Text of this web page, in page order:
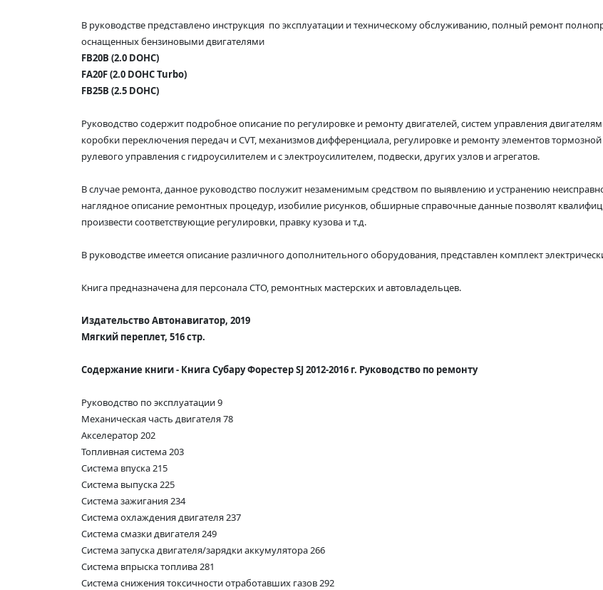
В руководстве представлено инструкция по эксплуатации и техническому обслуживанию, полный ремонт
оснащенных бензиновыми двигателями
FB20B (2.0 DOHC)
FA20F (2.0 DOHC Turbo)
FB25B (2.5 DOHC)
Руководство содержит подробное описание по регулировке и ремонту двигателей, систем управления
коробки переключения передач и CVT, механизмов дифференциала, регулировке и ремонту элементов
рулевого управления с гидроусилителем и с электроусилителем, подвески, других узлов и агрегатов.
В случае ремонта, данное руководство послужит незаменимым средством по выявлению и устранению
наглядное описание ремонтных процедур, изобилие рисунков, обширные справочные данные позволят
произвести соответствующие регулировки, правку кузова и т.д.
В руководстве имеется описание различного дополнительного оборудования, представлен комплект
Книга предназначена для персонала СТО, ремонтных мастерских и автовладельцев.
Издательство Автонавигатор, 2019
Мягкий переплет, 516 стр.
Содержание книги - Книга Субару Форестер SJ 2012-2016 г. Руководство по ремонту
Руководство по эксплуатации 9
Механическая часть двигателя 78
Акселератор 202
Топливная система 203
Система впуска 215
Система выпуска 225
Система зажигания 234
Система охлаждения двигателя 237
Система смазки двигателя 249
Система запуска двигателя/зарядки аккумулятора 266
Система впрыска топлива 281
Система снижения токсичности отработавших газов 292